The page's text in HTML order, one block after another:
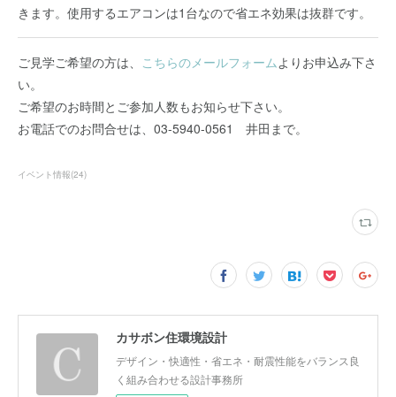
きます。使用するエアコンは1台なので省エネ効果は抜群です。
ご見学ご希望の方は、 こちらのメールフォームよりお申込み下さ
い。
ご希望のお時間とご参加人数もお知らせ下さい。
お電話でのお問合せは、03-5940-0561 井田まで。
イベント情報(24)
カサボン住環境設計
デザイン・快適性・省エネ・耐震性能をバランス良
く組み合わせる設計事務所